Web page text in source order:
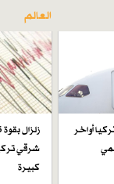
أواخر
العالم
شرقي
كبيرة